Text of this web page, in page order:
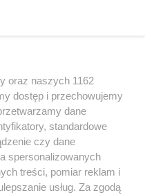
oraz naszych 1162
dostęp i przechowujemy
dane
standardowe
czy dane
spersonalizowanych
treści, pomiar reklam i
usług. Za zgodą